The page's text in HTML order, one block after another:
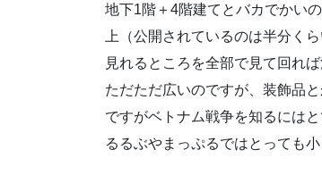
地下1階＋4階建てとバカでかい
上（公開されているのは半分く
見れるところを全部で見て回れ
ただただ広いのですが、装飾品
ですがベトナム戦争を知るにはと
るるぶやまっぷるではとっても